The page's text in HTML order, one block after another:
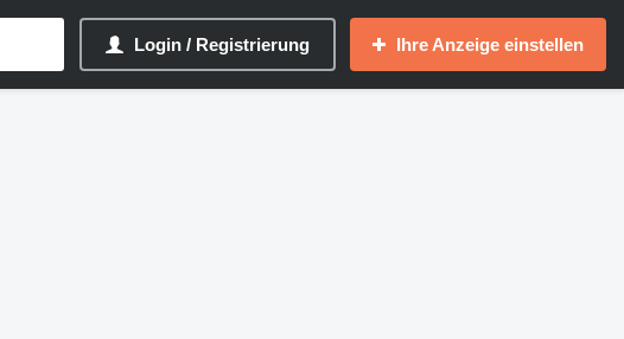
Login / Registrierung Ihre Anzeige einstellen